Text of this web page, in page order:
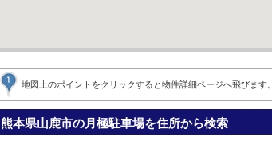
地図上のポイントをクリックすると物件詳細ページへ飛びます。
熊本県山鹿市の月極駐車場を住所から検索